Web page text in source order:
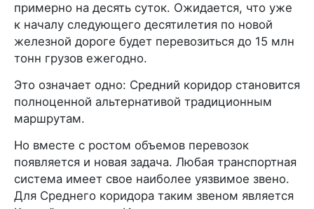
примерно на десять суток. Ожидается, что уже
к началу следующего десятилетия по новой
железной дороге будет перевозиться до 15 млн
тонн грузов ежегодно.
Это означает одно: Средний коридор становится
полноценной альтернативой традиционным
маршрутам.
Но вместе с ростом объемов перевозок
появляется и новая задача. Любая транспортная
система имеет свое наиболее уязвимое звено.
Для Среднего коридора таким звеном является